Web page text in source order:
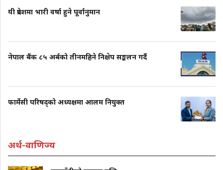
यी प्रदेशमा भारी वर्षा हुने पूर्वानुमान
नेपाल बैंक ८५ अर्बको तीनमहिने निक्षेप सङ्कलन गर्दै
फार्मेसी परिषद्को अध्यक्षमा आलम नियुक्त
अर्थ-वाणिज्य